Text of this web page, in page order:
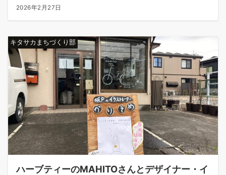
2026年2月27日
キタサカまちづくり部
ハーブティーのMAHITOさんとデザイナー・イ